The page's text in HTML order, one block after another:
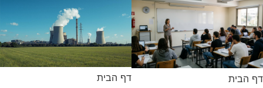
דף הבית דף הבית